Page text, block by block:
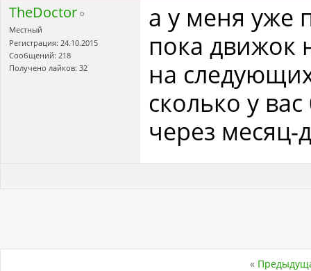
TheDoctor
Местный
Регистрация: 24.10.2015
Сообщений: 218
Получено лайков: 32
а у меня уже
пока движок
на
сколько у
через месяц-
«